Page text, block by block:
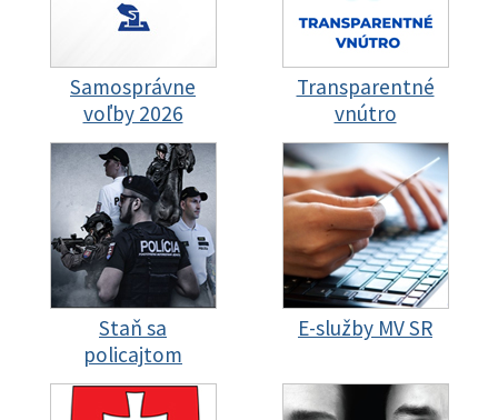
Samosprávne
voľby 2026
Transparentné
vnútro
Staň sa
policajtom
E-služby MV SR